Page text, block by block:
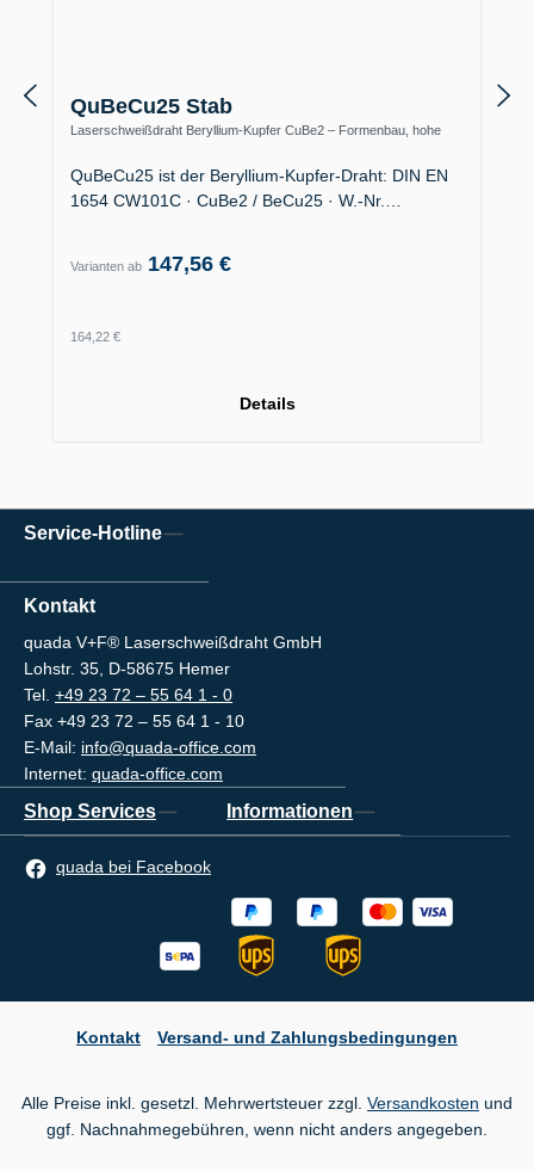
QuBeCu25 Stab
Laserschweißdraht Beryllium-Kupfer CuBe2 – Formenbau, hohe
QuBeCu25 ist der Beryllium-Kupfer-Draht: DIN EN
1654 CW101C · CuBe2 / BeCu25 · W.-Nr.…
Varianten ab 147,56 €
Regulärer Preis:
164,22 €
Details
Service-Hotline
Kontakt
quada V+F® Laserschweißdraht GmbH
Lohstr. 35, D-58675 Hemer
Tel. +49 23 72 – 55 64 1 - 0
Fax +49 23 72 – 55 64 1 - 10
E-Mail: info@quada-office.com
Internet: quada-office.com
Shop Services Informationen
quada bei Facebook
Kontakt Versand- und Zahlungsbedingungen
Alle Preise inkl. gesetzl. Mehrwertsteuer zzgl. Versandkosten und
ggf. Nachnahmegebühren, wenn nicht anders angegeben.